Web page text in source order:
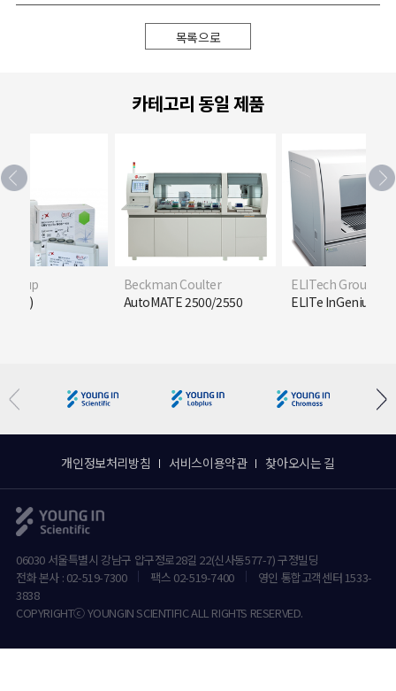
목록으로
카테고리 동일 제품
Group
진단)
Beckman Coulter
AutoMATE 2500/2550
ELITech Group
ELITe InGenius
개인정보처리방침 서비스이용약관 찾아오시는 길
06030 서울특별시 강남구 압구정로28길 22(신사동577-7) 구정빌딩
전화 본사 : 02-519-7300
팩스 02-519-7400
영인 통합고객센터 1533-
3838
COPYRIGHTⓒ YOUNGIN SCIENTIFIC ALL RIGHTS RESERVED.